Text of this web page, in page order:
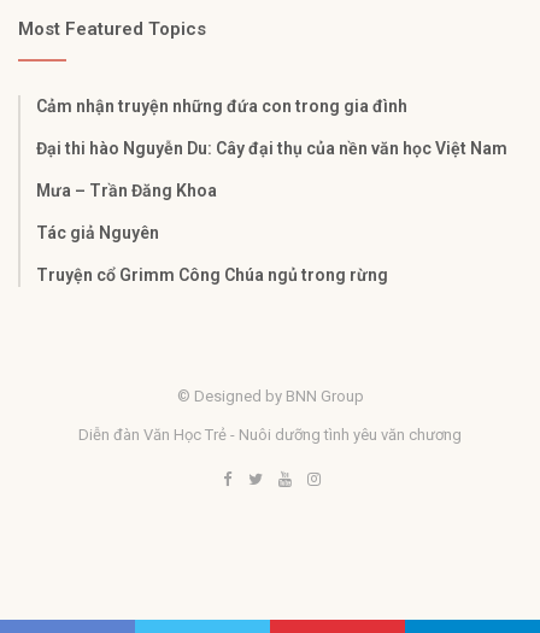
Most Featured Topics
Cảm nhận truyện những đứa con trong gia đình
Đại thi hào Nguyễn Du: Cây đại thụ của nền văn học Việt Nam
Mưa – Trần Đăng Khoa
Tác giả Nguyên
Truyện cổ Grimm Công Chúa ngủ trong rừng
© Designed by BNN Group
Diễn đàn Văn Học Trẻ - Nuôi dưỡng tình yêu văn chương